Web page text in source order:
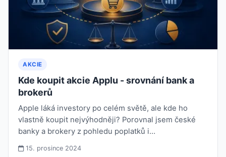
AKCIE
Kde koupit akcie Applu - srovnání bank a
brokerů
Apple láká investory po celém světě, ale kde ho
vlastně koupit nejvýhodněji? Porovnal jsem české
banky a brokery z pohledu poplatků i…
15. prosince 2024